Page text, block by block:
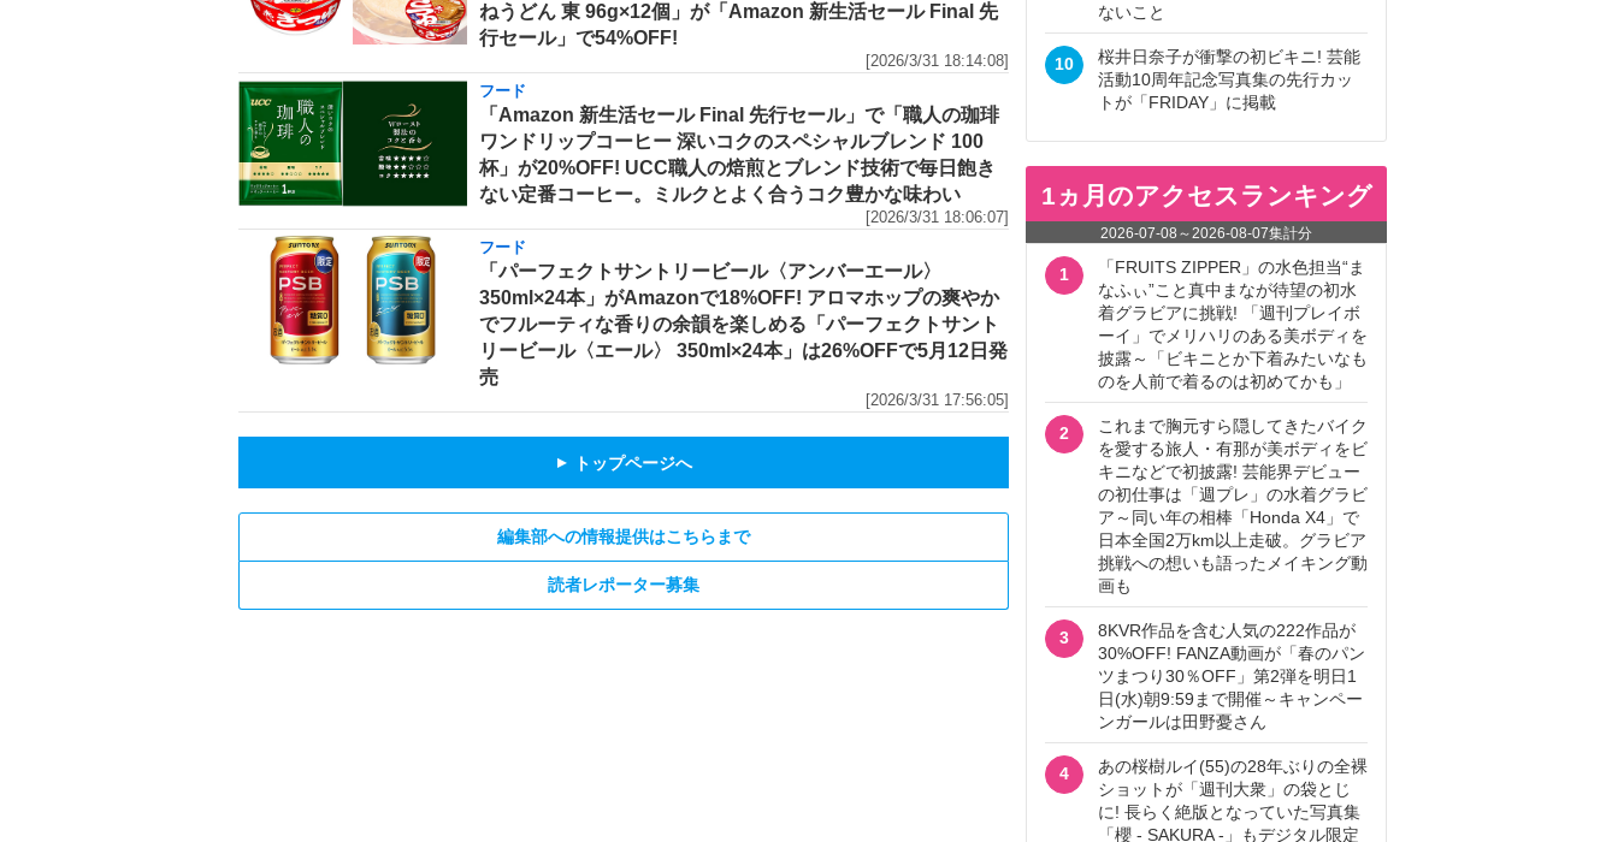
ねうどん 東 96g×12個」が「Amazon 新生活セール Final 先
行セール」で54%OFF!
[2026/3/31 18:14:08]
フード
「Amazon 新生活セール Final 先行セール」で「職人の珈琲
ワンドリップコーヒー 深いコクのスペシャルブレンド 100
杯」が20%OFF! UCC職人の焙煎とブレンド技術で毎日飽き
ない定番コーヒー。ミルクとよく合うコク豊かな味わい
[2026/3/31 18:06:07]
フード
「パーフェクトサントリービール〈アンバーエール〉
350ml×24本」がAmazonで18%OFF! アロマホップの爽やか
でフルーティな香りの余韻を楽しめる「パーフェクトサント
リービール〈エール〉 350ml×24本」は26%OFFで5月12日発
売
[2026/3/31 17:56:05]
▲ トップページへ
編集部への情報提供はこちらまで
読者レポーター募集
ないこと
10
桜井日奈子が衝撃の初ビキニ! 芸能
活動10周年記念写真集の先行カッ
トが「FRIDAY」に掲載
1ヵ月のアクセスランキング
2026-07-08 ～2026-08-07集計分
1
「FRUITS ZIPPER」の水色担当“ま
なふぃ”こと真中まなが待望の初水
着グラビアに挑戦! 「週刊プレイボ
ーイ」でメリハリのある美ボディを
披露～「ビキニとか下着みたいなも
のを人前で着るのは初めてかも」
2
これまで胸元すら隠してきたバイク
を愛する旅人・有那が美ボディをビ
キニなどで初披露! 芸能界デビュー
の初仕事は「週プレ」の水着グラビ
ア～同い年の相棒「Honda X4」で
日本全国2万km以上走破。グラビア
挑戦への想いも語ったメイキング動
画も
3
8KVR作品を含む人気の222作品が
30%OFF! FANZA動画が「春のパン
ツまつり30％OFF」第2弾を明日1
日(水)朝9:59まで開催～キャンペー
ンガールは田野憂さん
4
あの桜樹ルイ(55)の28年ぶりの全裸
ショットが「週刊大衆」の袋とじ
に! 長らく絶版となっていた写真集
「櫻 - SAKURA -」もデジタル限定